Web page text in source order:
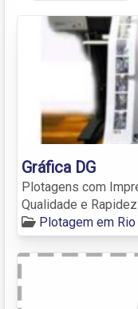
Gráfica DG
Plotagens com
Qualidade e
Plotagem em Rio